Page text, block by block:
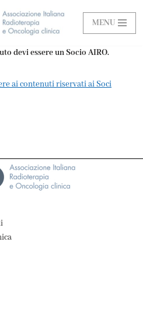
MENU
devi essere un Socio AIRO.
ai contenuti riservati ai Soci